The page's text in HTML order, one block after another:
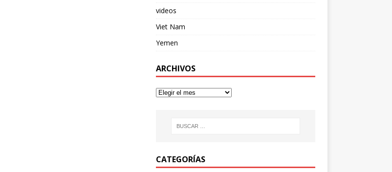
videos
Viet Nam
Yemen
ARCHIVOS
CATEGORÍAS